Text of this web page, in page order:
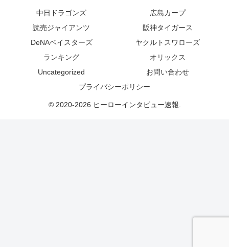
中日ドラゴンズ
広島カープ
読売ジャイアンツ
阪神タイガース
DeNAベイスターズ
ヤクルトスワローズ
ランキング
オリックス
Uncategorized
お問い合わせ
プライバシーポリシー
© 2020-2026 ヒーローインタビュー速報.